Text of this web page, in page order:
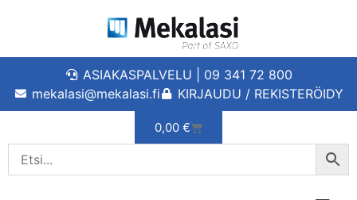
ASIAKASPALVELU | 09 341 72 800
mekalasi@mekalasi.fi
KIRJAUDU / REKISTERÖIDY
0,00 €